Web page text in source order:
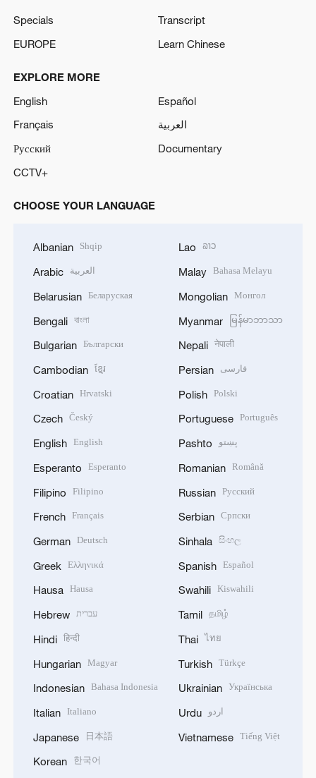
Specials
Transcript
EUROPE
Learn Chinese
EXPLORE MORE
English
Español
Français
العربية
Русский
Documentary
CCTV+
CHOOSE YOUR LANGUAGE
Albanian Shqip
Arabic العربية
Belarusian Беларуская
Bengali বাংলা
Bulgarian Български
Cambodian ខ្មែរ
Croatian Hrvatski
Czech Český
English English
Esperanto Esperanto
Filipino Filipino
French Français
German Deutsch
Greek Ελληνικά
Hausa Hausa
Hebrew עברית
Hindi हिन्दी
Hungarian Magyar
Indonesian Bahasa Indonesia
Italian Italiano
Japanese 日本語
Korean 한국어
Lao ລາວ
Malay Bahasa Melayu
Mongolian Монгол
Myanmar မြန်မာဘာသာ
Nepali नेपाली
Persian فارسی
Polish Polski
Portuguese Português
Pashto پښتو
Romanian Română
Russian Русский
Serbian Српски
Sinhala සිංහල
Spanish Español
Swahili Kiswahili
Tamil தமிழ்
Thai ไทย
Turkish Türkçe
Ukrainian Українська
Urdu اردو
Vietnamese Tiếng Việt